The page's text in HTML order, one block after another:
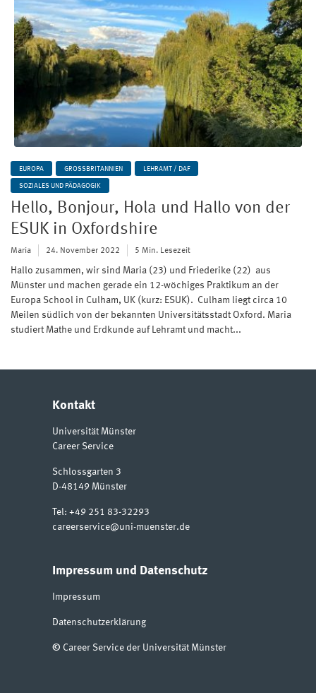
EUROPA GROSSBRITANNIEN LEHRAMT / DAF
SOZIALES UND PÄDAGOGIK
Hello, Bonjour, Hola und Hallo von der
ESUK in Oxfordshire
Maria 24. November 2022 5 Min. Lesezeit
Hallo zusammen, wir sind Maria (23) und Friederike (22) aus
Münster und machen gerade ein 12-wöchiges Praktikum an der
Europa School in Culham, UK (kurz: ESUK). Culham liegt circa 10
Meilen südlich von der bekannten Universitätsstadt Oxford. Maria
studiert Mathe und Erdkunde auf Lehramt und macht...
Kontakt
Universität Münster
Career Service
Schlossgarten 3
D-48149 Münster
Tel: +49 251 83-32293
careerservice@uni-muenster.de
Impressum und Datenschutz
Impressum
Datenschutzerklärung
© Career Service der Universität Münster